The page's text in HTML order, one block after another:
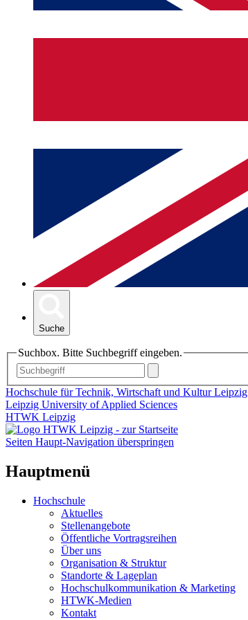
Suche
Suchbox. Bitte Suchbegriff eingeben.
Hochschule für Technik, Wirtschaft und Kultur Leipzig
Leipzig University of Applied Sciences
HTWK Leipzig
Seiten Haupt-Navigation überspringen
Hauptmenü
Hochschule
Aktuelles
Stellenangebote
Öffentliche Vortragsreihen
Über uns
Organisation & Struktur
Standorte & Lageplan
Hochschulkommunikation & Marketing
HTWK-Medien
Kontakt